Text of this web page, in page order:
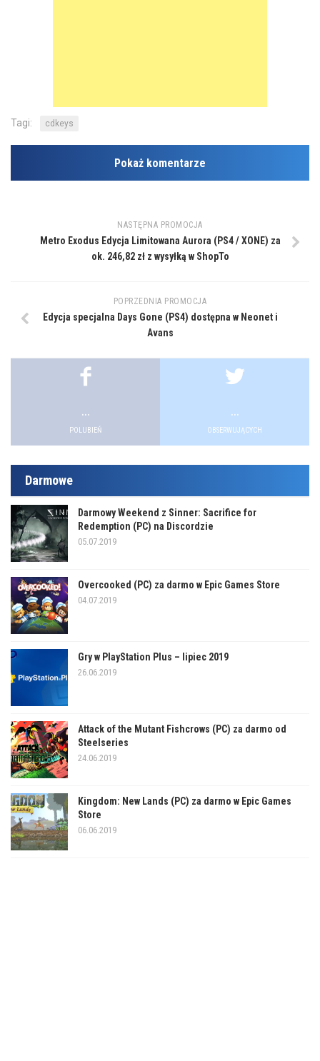
Tagi: cdkeys
Pokaż komentarze
NASTĘPNA PROMOCJA
Metro Exodus Edycja Limitowana Aurora (PS4 / XONE) za
ok. 246,82 zł z wysyłką w ShopTo
POPRZEDNIA PROMOCJA
Edycja specjalna Days Gone (PS4) dostępna w Neonet i
Avans
...
POLUBIEŃ
...
OBSERWUJĄCYCH
Darmowe
Darmowy Weekend z Sinner: Sacrifice for
Redemption (PC) na Discordzie
05.07.2019
Overcooked (PC) za darmo w Epic Games Store
04.07.2019
Gry w PlayStation Plus – lipiec 2019
26.06.2019
Attack of the Mutant Fishcrows (PC) za darmo od
Steelseries
24.06.2019
Kingdom: New Lands (PC) za darmo w Epic Games
Store
06.06.2019